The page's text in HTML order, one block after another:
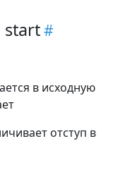
start
в исходную
отступ в